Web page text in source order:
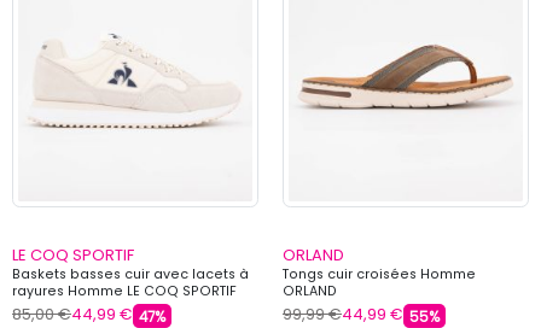
LE COQ SPORTIF
Baskets basses cuir avec lacets à
rayures Homme LE COQ SPORTIF
85,00 €44,99 € 47%
ORLAND
Tongs cuir croisées Homme
ORLAND
99,99 €44,99 € 55%